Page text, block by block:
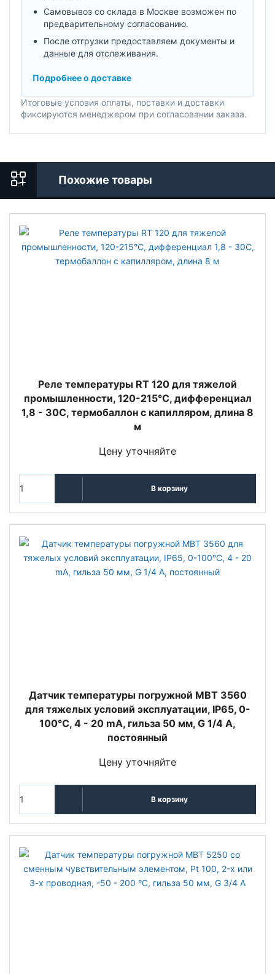
Самовывоз со склада в Москве возможен по
предварительному согласованию.
После отгрузки предоставляем документы и
данные для отслеживания.
Подробнее о доставке
Итоговые условия оплаты, поставки и доставки
фиксируются менеджером при согласовании заказа.
Похожие товары
Реле температуры RT 120 для тяжелой
промышленности, 120-215°С, дифференциал
1,8 - 30С, термобаллон с капилляром, длина 8
м
Цену уточняйте
В корзину
Датчик температуры погружной MBT 3560
для тяжелых условий эксплуатации, IP65, 0-
100°C, 4 - 20 mA, гильза 50 мм, G 1/4 A,
постоянный
Цену уточняйте
В корзину